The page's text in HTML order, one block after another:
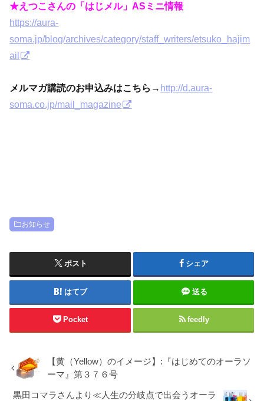
★えつこさんの「はじメル」ASミニ情報
https://aura-
soma.jp/blog/archives/category/staff_writers/etsuko_hajim
ail
メルマガ購読のお申込みはこちら→ http://d.aura-
soma.co.jp/mail_magazine
お知らせ
ポスト シェア
はてブ 送る
Pocket feedly
【黄（Yellow）のイメージ】:『はじめてのオーラソ
ーマ』第３７６号
黒田コマラさんより≪人生の分岐点で出会うオーラ